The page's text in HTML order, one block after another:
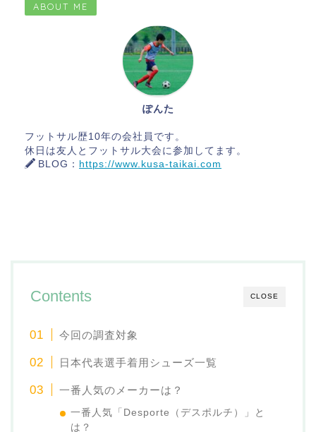
ABOUT ME
ぽんた
フットサル歴10年の会社員です。
休日は友人とフットサル大会に参加してます。
BLOG： https://www.kusa-taikai.com
CLOSE
Contents
今回の調査対象
日本代表選手着用シューズ一覧
一番人気のメーカーは？
一番人気「Desporte（デスポルチ）」と
は？